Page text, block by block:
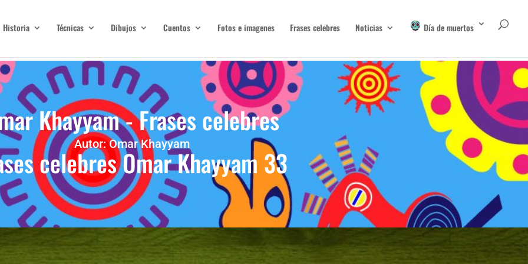
Historia Técnicas Dibujos Cuentos Fotos e imagenes Frases celebres Noticias Día de muertos
Khayyam - Frases celebres
Autor: Omar Khayyam
celebres Omar Khayyam 33